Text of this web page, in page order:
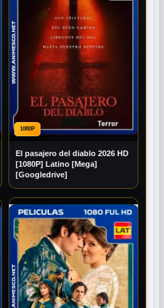
1080P
El pasajero del diablo 2026 HD
[1080P] Latino [Mega]
[Googledrive]